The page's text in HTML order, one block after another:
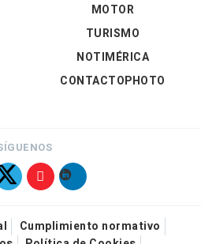
MOTOR
TURISMO
NOTIMÉRICA
CONTACTOPHOTO
Cumplimiento normativo